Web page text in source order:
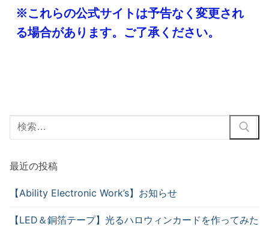
※これらの公式サイトは予告なく変更され
る場合があります。ご了承ください。
最近の投稿
【Ability Electronic Work’s】お知らせ
【LED＆銅箔テープ】光るハロウィンカードを作ってみた